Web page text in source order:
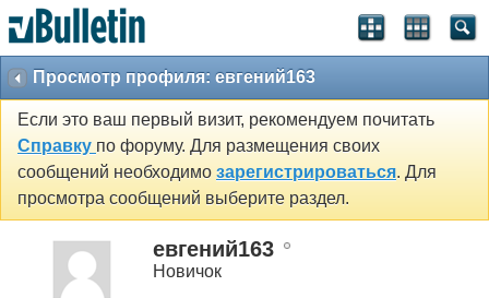
Просмотр профиля: евгений163
Если это ваш первый визит, рекомендуем почитать
Справку по форуму. Для размещения своих
сообщений необходимо зарегистрироваться. Для
просмотра сообщений выберите раздел.
евгений163
Новичок